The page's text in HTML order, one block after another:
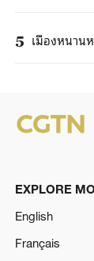
5 เมืองหนา
EXPLORE
English
Français